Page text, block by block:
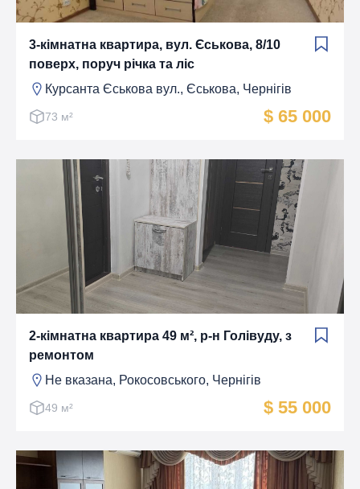
3-кімнатна квартира, вул. Єськова, 8/10
поверх, поруч річка та ліс
Курсанта Єськова вул., Єськова, Чернігів
73 м² $ 65 000
2-кімнатна квартира 49 м², р-н Голівуду, з
ремонтом
Не вказана, Рокосовського, Чернігів
49 м² $ 55 000